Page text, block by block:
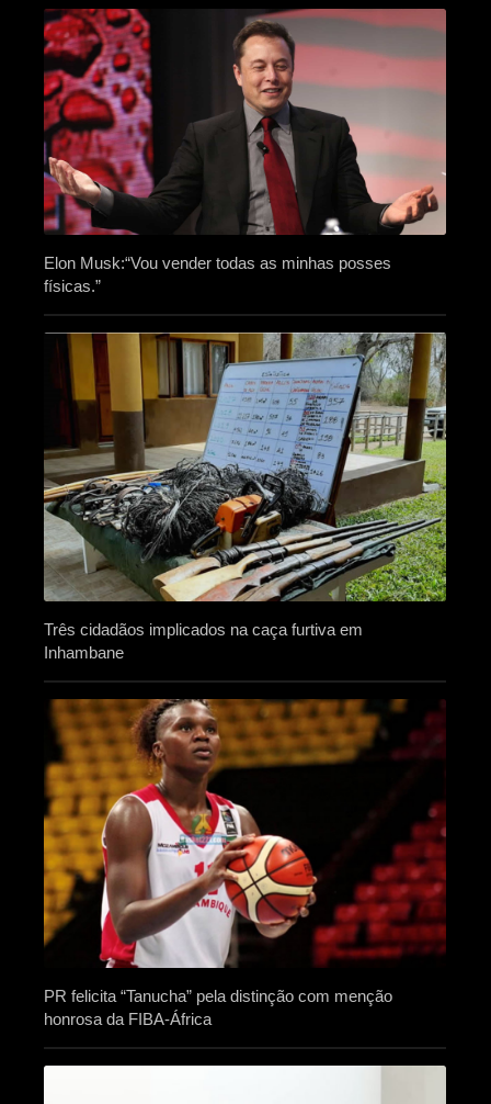
Elon Musk:“Vou vender todas as minhas posses
físicas.”
Três cidadãos implicados na caça furtiva em
Inhambane
PR felicita “Tanucha” pela distinção com menção
honrosa da FIBA-África